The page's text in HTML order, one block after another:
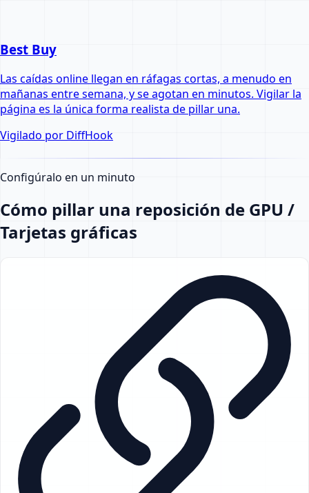
Best Buy
Las caídas online llegan en ráfagas cortas, a menudo en
mañanas entre semana, y se agotan en minutos. Vigilar la
página es la única forma realista de pillar una.
Vigilado por DiffHook
Configúralo en un minuto
Cómo pillar una reposición de GPU /
Tarjetas gráficas